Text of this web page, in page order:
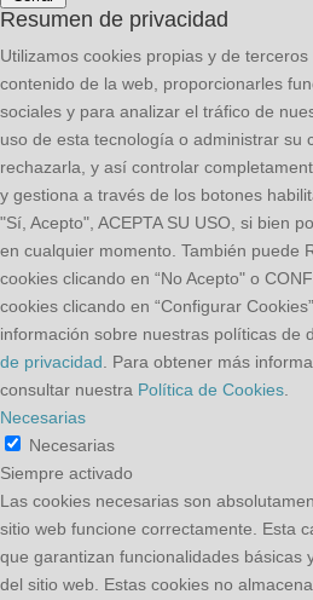
Resumen de privacidad
Utilizamos cookies propias y de
contenido de la web, proporcionarles
sociales y para analizar el tráfico de
uso de esta tecnología o administrar su
rechazarla, y así controlar
y gestiona a través de los botones
"Sí, Acepto", ACEPTA SU USO, si bien
en cualquier momento. También puede
cookies clicando en “No Acepto" o
cookies clicando en “Configurar
información sobre nuestras políticas de
de privacidad . Para obtener más
consultar nuestra Política de Cookies
Necesarias
Necesarias
Siempre activado
Las cookies necesarias son
sitio web funcione correctamente. Esta
que garantizan funcionalidades básicas
del sitio web. Estas cookies no